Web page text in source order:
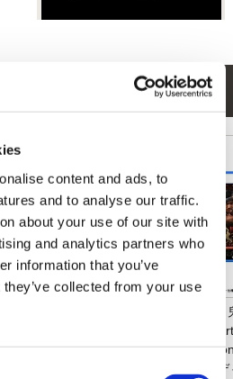
content and ads, to
and to analyse our traffic.
about your use of our site with
and analytics partners who
information that you’ve
collected from your use
Collection プレミアムデラッ
amiibo
クロフ
レクイエ
ードシ